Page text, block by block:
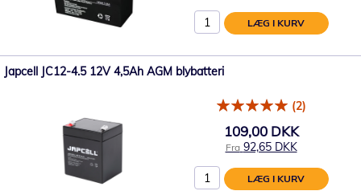
LÆG I KURV
Japcell JC12-4.5 12V 4,5Ah AGM blybatteri
(2)
109,00 DKK
Fra 92,65 DKK
LÆG I KURV